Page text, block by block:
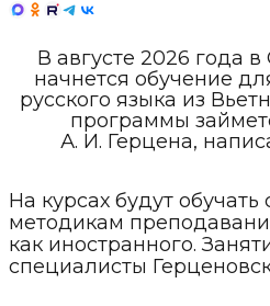
В августе 2026 года
начнется обучение
русского языка из
программы
А. И. Герцена,
На курсах будут
методикам
как иностранного.
специалисты